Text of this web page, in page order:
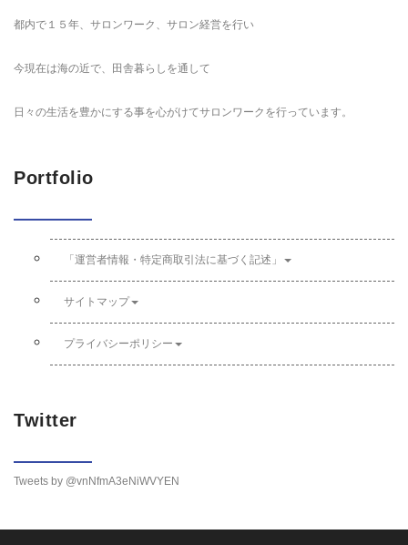
都内で１５年、サロンワーク、サロン経営を行い
今現在は海の近で、田舎暮らしを通して
日々の生活を豊かにする事を心がけてサロンワークを行っています。
Portfolio
「運営者情報・特定商取引法に基づく記述」
サイトマップ
プライバシーポリシー
Twitter
Tweets by @vnNfmA3eNiWVYEN